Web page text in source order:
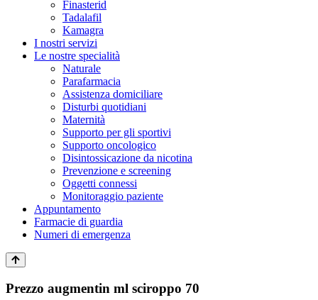
Finasterid
Tadalafil
Kamagra
I nostri servizi
Le nostre specialità
Naturale
Parafarmacia
Assistenza domiciliare
Disturbi quotidiani
Maternità
Supporto per gli sportivi
Supporto oncologico
Disintossicazione da nicotina
Prevenzione e screening
Oggetti connessi
Monitoraggio paziente
Appuntamento
Farmacie di guardia
Numeri di emergenza
Prezzo augmentin ml sciroppo 70